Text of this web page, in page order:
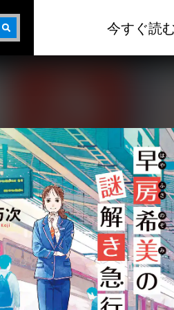
今すぐ読